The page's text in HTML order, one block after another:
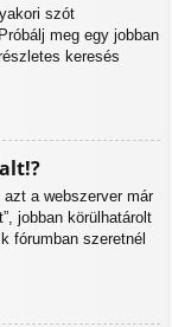
szót
meg egy jobban
keresés
a webszerver már
jobban körülhatárolt
fórumban szeretnél